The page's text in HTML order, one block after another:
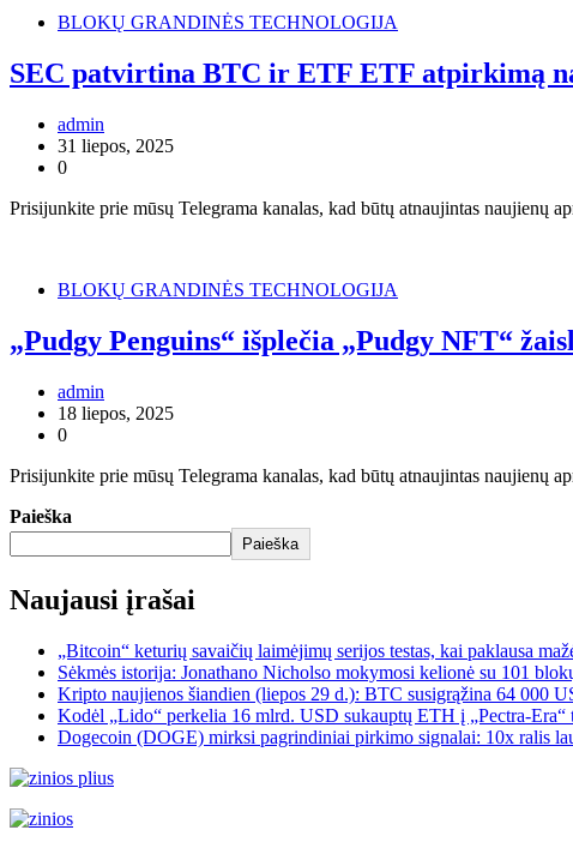
BLOKŲ GRANDINĖS TECHNOLOGIJA
SEC patvirtina BTC ir ETF ETF atpirkimą
admin
31 liepos, 2025
0
Prisijunkite prie mūsų Telegrama kanalas, kad būtų atnaujintas
BLOKŲ GRANDINĖS TECHNOLOGIJA
„Pudgy Penguins“ išplečia „Pudgy NFT“
admin
18 liepos, 2025
0
Prisijunkite prie mūsų Telegrama kanalas, kad būtų atnaujintas naujienų
Paieška
Paieška
Naujausi įrašai
„Bitcoin“ keturių savaičių laimėjimų serijos testas, kai paklausa
Sėkmės istorija: Jonathano Nicholso mokymosi kelionė su 101
Kripto naujienos šiandien (liepos 29 d.): BTC susigrąžina 64 000
Kodėl „Lido“ perkelia 16 mlrd. USD sukauptų ETH į „Pectra-Era“
Dogecoin (DOGE) mirksi pagrindiniai pirkimo signalai: 10x ralis